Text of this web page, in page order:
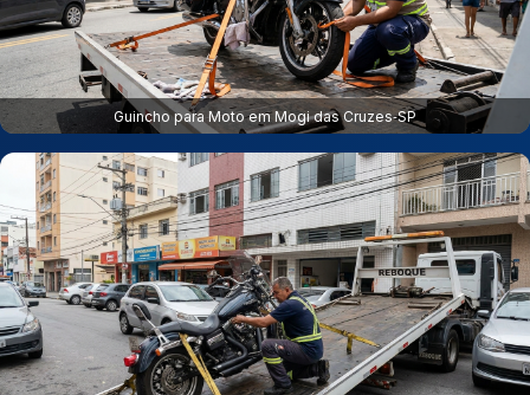
Guincho para Moto em Mogi das Cruzes‑SP